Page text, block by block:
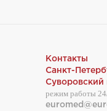
Контакты
Санкт-
Суворовский
режим работы